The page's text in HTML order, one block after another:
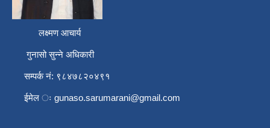
लक्ष्मण आचार्य
गुनासो सुन्ने अधिकारी
सम्पर्क नं: ९८४७८२०४९१
ईमेल ः gunaso.sarumarani@gmail.com